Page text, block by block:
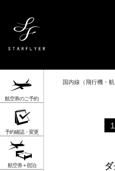
国内線（飛行機・航
航空券のご予約
予約確認・変更
航空券 + 宿泊